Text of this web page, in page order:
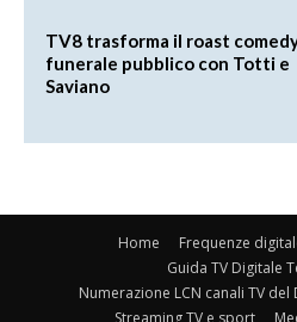
TV8 trasforma il roast
funerale pubblico con Totti e
Saviano
Home
Frequenze
Guida TV Digitale
Numerazione LCN canali TV
Streaming TV e sport